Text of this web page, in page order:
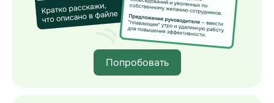
Попробовать